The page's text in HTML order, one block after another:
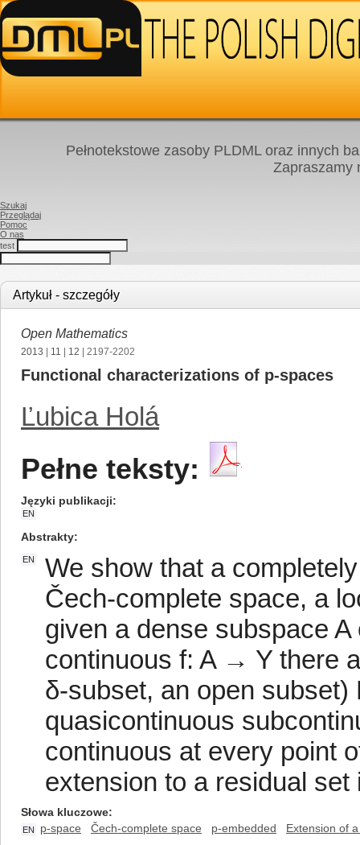
Pełnotekstowe zasoby PLDML oraz innych
Zapraszamy
Szukaj
Przeglądaj
Pomoc
O nas
test
Artykuł - szczegóły
Open Mathematics
2013 11 12 | 2197-2202
Functional characterizations of p-spaces
Ľubica Holá
Pełne teksty:
Języki publikacji
EN
Abstrakty
EN
We show that a
Čech-complete space, a
given a dense subspace
continuous f: A → Y there
δ-subset, an open subset)
quasicontinuous
continuous at every point
extension to a residual set
Słowa kluczowe
EN p-space Čech-complete space p-embedded
Extension of